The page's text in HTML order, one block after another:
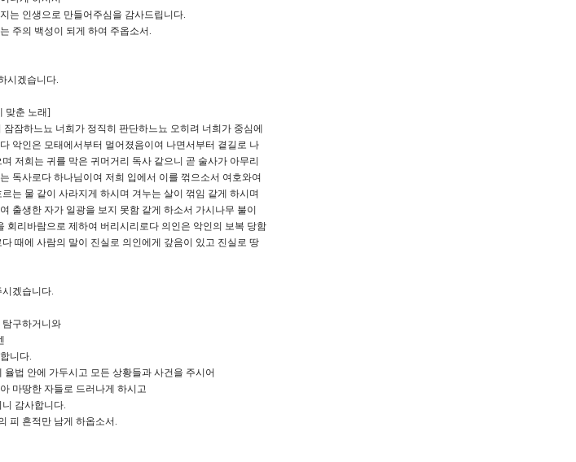
는 인생으로 만들어주심을 감사드립니다.
주의 백성이 되게 하여 주옵소서.
시겠습니다.
맞춘 노래]
잠하느뇨 너희가 정직히 판단하느뇨 오히려 너희가 중심에
악인은 모태에서부터 멀어졌음이여 나면서부터 곁길로 나
저희는 귀를 막은 귀머거리 독사 같으니 곧 술사가 아무리
독사로다 하나님이여 저희 입에서 이를 꺾으소서 여호와여
는 물 같이 사라지게 하시며 겨누는 살이 꺾임 같게 하시며
출생한 자가 일광을 보지 못함 같게 하소서 가시나무 불이
회리바람으로 제하여 버리시리로다 의인은 악인의 보복 당함
때에 사람의 말이 진실로 의인에게 갚음이 있고 진실로 땅
겠습니다.
탐구하거니와
니다.
법 안에 가두시고 모든 상황들과 사건을 주시어
마땅한 자들로 드러나게 하시고
감사합니다.
피 흔적만 남게 하옵소서.